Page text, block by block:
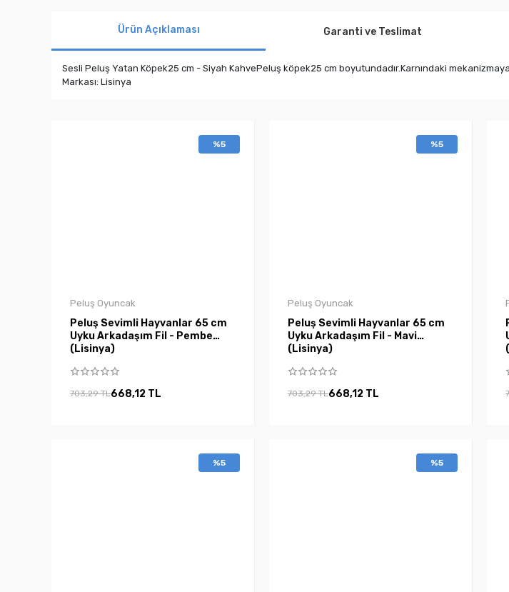
Ürün Açıklaması Garanti ve Teslimat
Sesli Peluş Yatan Köpek25 cm - Siyah KahvePeluş köpek25 cm boyutundadır.Karnındaki
Markası: Lisinya
%5
Peluş Oyuncak
Peluş Sevimli Hayvanlar 65 cm
Uyku Arkadaşım Fil - Pembe
(Lisinya)
703,29 TL668,12 TL
%5
Peluş Oyuncak
Peluş Sevimli Hayvanlar 65 cm
Uyku Arkadaşım Fil - Mavi
(Lisinya)
703,29 TL668,12 TL
%5 %5